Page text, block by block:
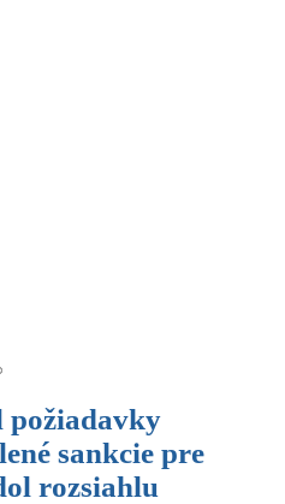
požiadavky
sankcie pre
rozsiahlu